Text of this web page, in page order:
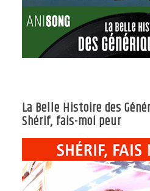
La Belle Histoire des
Shérif, fais-moi peur